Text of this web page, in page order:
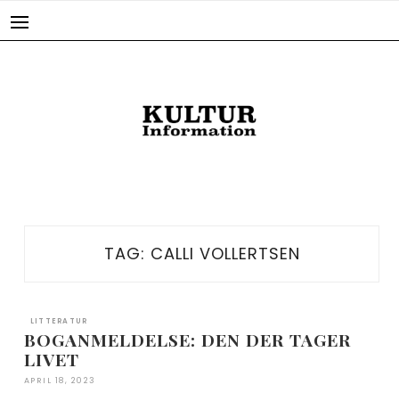
TAG: CALLI VOLLERTSEN
LITTERATUR
BOGANMELDELSE: DEN DER TAGER
LIVET
APRIL 18, 2023